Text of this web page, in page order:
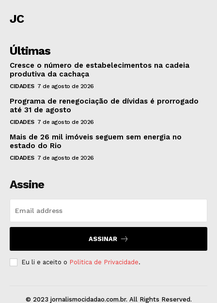
JC
Últimas
Cresce o número de estabelecimentos na cadeia
produtiva da cachaça
CIDADES 7 de agosto de 2026
Programa de renegociação de dívidas é prorrogado
até 31 de agosto
CIDADES 7 de agosto de 2026
Mais de 26 mil imóveis seguem sem energia no
estado do Rio
CIDADES 7 de agosto de 2026
Assine
ASSINAR
Eu li e aceito o Politica de Privacidade.
© 2023 jornalismocidadao.com.br. All Rights Reserved.